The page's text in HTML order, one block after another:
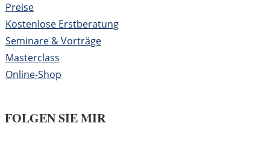
Preise
Kostenlose Erstberatung
Seminare & Vorträge
Masterclass
Online-Shop
FOLGEN SIE MIR